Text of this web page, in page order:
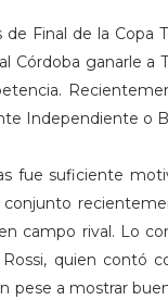
Final de la Copa
Córdoba ganarle a
Independiente o
fue suficiente
campo rival. Lo
quien contó
pese a mostrar